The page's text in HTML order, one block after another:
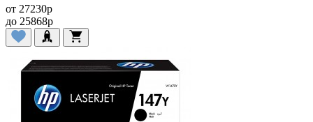
от 27230p
до 25868p